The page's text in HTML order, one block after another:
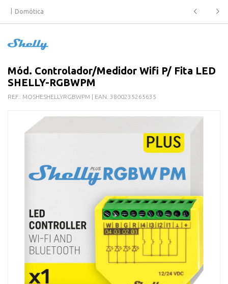
Domótica
Mód. Controlador/Medidor Wifi P/ Fita LED
SHELLY-RGBWPM
REF.: MOSHESHELLYRGBWPM | EAN: 3800235265635